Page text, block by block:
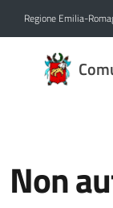
Regione Emilia-
Comune
di
Non